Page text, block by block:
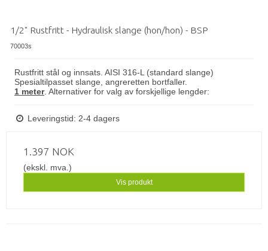
1/2" Rustfritt - Hydraulisk slange (hon/hon) - BSP
70003s
Rustfritt stål og innsats. AISI 316-L (standard slange)
Spesialtilpasset slange, angreretten bortfaller.
1 meter. Alternativer for valg av forskjellige lengder:
Leveringstid: 2-4 dagers
1.397 NOK
(ekskl. mva.)
Vis produkt